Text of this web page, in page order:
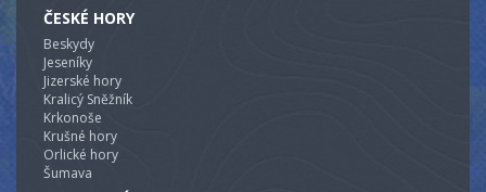
ČESKÉ HORY
Beskydy
Jeseníky
Jizerské hory
Kralicý Sněžník
Krkonoše
Krušné hory
Orlické hory
Šumava